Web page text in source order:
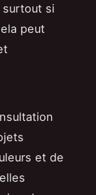
surtout si
peut
et de